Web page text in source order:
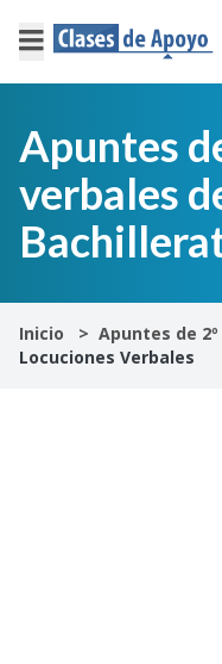
×
Iniciar
sesión
E.S.O
Apuntes
verbales
Inicio Apuntes de
Locuciones Verbales